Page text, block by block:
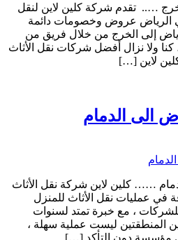
….. تقدم شركة كلين لاين لنقل
الرياض عروض وخصومات دائمة
إلى الخرج من خلال فريق من
، كنا ولا نزال أفضل شركات نقل الأثاث
لاين […]
الى الدمام
…… كلين لاين شركة نقل الأثاث
في عمليات نقل الأثاث للمنزل
، مع خبرة تمتد لسنوات
المنطقتين ليست عملية سهلة ،
مؤسسة دون التأكد […]